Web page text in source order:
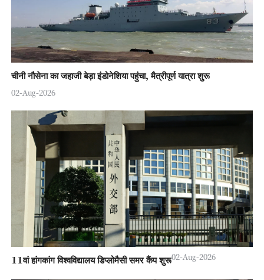
चीनी नौसेना का जहाजी बेड़ा इंडोनेशिया पहुंचा, मैत्रीपूर्ण यात्रा शुरू
02-Aug-2026
11वां हांगकांग विश्वविद्यालय डिप्लोमैसी समर कैंप शुरू02-Aug-2026